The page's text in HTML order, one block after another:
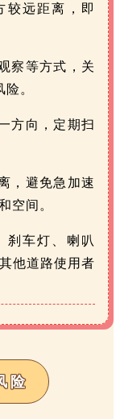
较远距离，即
察等方式，关
。
方向，定期扫
，避免急加速
空间。
刹车灯、喇叭
他道路使用者
险